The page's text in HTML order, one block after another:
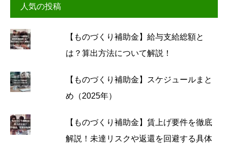
人気の投稿
【ものづくり補助金】給与支給総額と
は？算出方法について解説！
【ものづくり補助金】スケジュールまと
め（2025年）
【ものづくり補助金】賃上げ要件を徹底
解説！未達リスクや返還を回避する具体